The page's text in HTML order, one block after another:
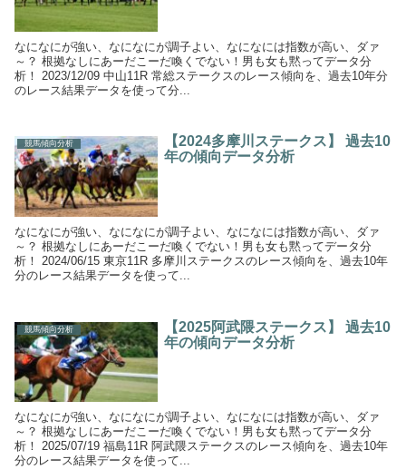
なになにが強い、なになにが調子よい、なになには指数が高い、ダァ
～？ 根拠なしにあーだこーだ喚くでない！男も女も黙ってデータ分
析！ 2023/12/09 中山11R 常総ステークスのレース傾向を、過去10年分
のレース結果データを使って分...
競馬傾向分析
【2024多摩川ステークス】 過去10
年の傾向データ分析
なになにが強い、なになにが調子よい、なになには指数が高い、ダァ
～？ 根拠なしにあーだこーだ喚くでない！男も女も黙ってデータ分
析！ 2024/06/15 東京11R 多摩川ステークスのレース傾向を、過去10年
分のレース結果データを使って...
競馬傾向分析
【2025阿武隈ステークス】 過去10
年の傾向データ分析
なになにが強い、なになにが調子よい、なになには指数が高い、ダァ
～？ 根拠なしにあーだこーだ喚くでない！男も女も黙ってデータ分
析！ 2025/07/19 福島11R 阿武隈ステークスのレース傾向を、過去10年
分のレース結果データを使って...